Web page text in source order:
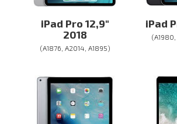
iPad Pro 12,9″
2018
(A1876, A2014, A1895)
iPad